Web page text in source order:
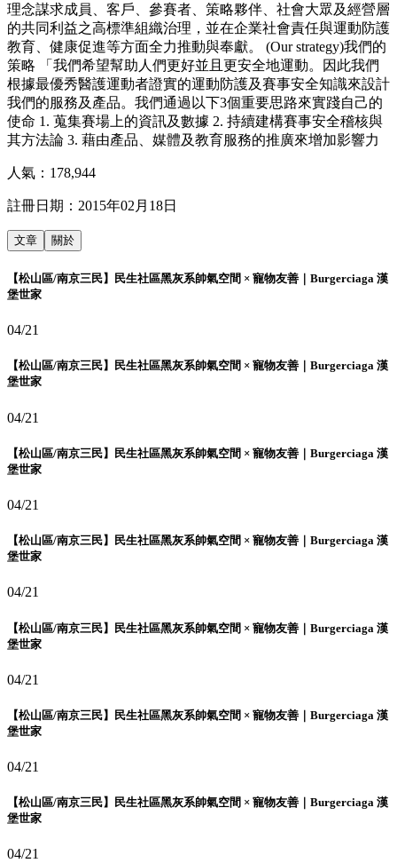
理念謀求成員、客戶、參賽者、策略夥伴、社會大眾及經營層
的共同利益之高標準組織治理，並在企業社會責任與運動防護
教育、健康促進等方面全力推動與奉獻。 (Our strategy)我們的
策略 「我們希望幫助人們更好並且更安全地運動。因此我們
根據最優秀醫護運動者證實的運動防護及賽事安全知識來設計
我們的服務及產品。我們通過以下3個重要思路來實踐自己的
使命 1. 蒐集賽場上的資訊及數據 2. 持續建構賽事安全稽核與
其方法論 3. 藉由產品、媒體及教育服務的推廣來增加影響力
人氣： 178,944
註冊日期： 2015年02月18日
文章 關於
【松山區/南京三民】民生社區黑灰系帥氣空間 × 寵物友善｜Burgerciaga 漢
堡世家
04/21
【松山區/南京三民】民生社區黑灰系帥氣空間 × 寵物友善｜Burgerciaga 漢
堡世家
04/21
【松山區/南京三民】民生社區黑灰系帥氣空間 × 寵物友善｜Burgerciaga 漢
堡世家
04/21
【松山區/南京三民】民生社區黑灰系帥氣空間 × 寵物友善｜Burgerciaga 漢
堡世家
04/21
【松山區/南京三民】民生社區黑灰系帥氣空間 × 寵物友善｜Burgerciaga 漢
堡世家
04/21
【松山區/南京三民】民生社區黑灰系帥氣空間 × 寵物友善｜Burgerciaga 漢
堡世家
04/21
【松山區/南京三民】民生社區黑灰系帥氣空間 × 寵物友善｜Burgerciaga 漢
堡世家
04/21